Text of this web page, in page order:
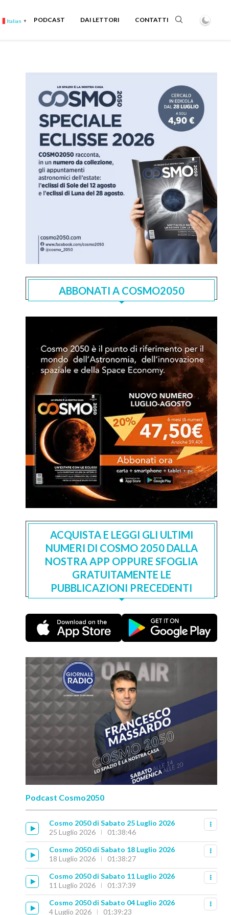
Italian ▼ PODCAST DAI LETTORI CONTATTI
ABBONATI A COSMO2050
ACQUISTA E LEGGI GLI ULTIMI
NUMERI DI COSMO 2050 DALLA
NOSTRA APP OPPURE SFOGLIA
GRATUITAMENTE LE
PUBBLICAZIONI PRECEDENTI
Podcast Cosmo2050
Cosmo 2050 di Sabato 25 Luglio 2026
25 Luglio 2026
01:38:46
Cosmo 2050 di Sabato 18 Luglio 2026
18 Luglio 2026
01:38:27
Cosmo 2050 di Sabato 11 Luglio 2026
11 Luglio 2026
01:37:39
Cosmo 2050 di Sabato 04 Luglio 2026
4 Luglio 2026
01:39:23